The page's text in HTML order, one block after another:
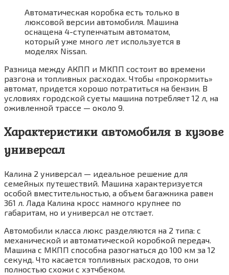
Автоматическая коробка есть только в
люксовой версии автомобиля. Машина
оснащена 4-ступенчатым автоматом,
который уже много лет используется в
моделях Nissan.
Разница между АКПП и МКПП состоит во времени
разгона и топливных расходах. Чтобы «прокормить»
автомат, придется хорошо потратиться на бензин. В
условиях городской суеты машина потребляет 12 л, на
оживленной трассе — около 9.
Характеристики автомобиля в кузове
универсал
Калина 2 универсал — идеальное решение для
семейных путешествий. Машина характеризуется
особой вместительностью, а объем багажника равен
361 л. Лада Калина кросс намного крупнее по
габаритам, но и универсал не отстает.
Автомобили класса люкс разделяются на 2 типа: с
механической и автоматической коробкой передач.
Машина с МКПП способна разогнаться до 100 км за 12
секунд. Что касается топливных расходов, то они
полностью схожи с хэтчбеком.